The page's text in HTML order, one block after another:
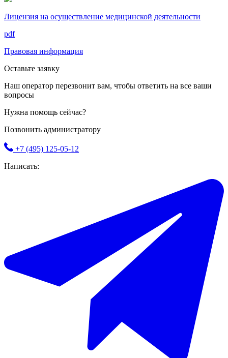
Лицензия на осуществление медицинской деятельности
pdf
Правовая информация
Оставьте заявку
Наш оператор перезвонит вам, чтобы ответить на все ваши
вопросы
Нужна помощь сейчас?
Позвонить администратору
+7 (495) 125-05-12
Написать: